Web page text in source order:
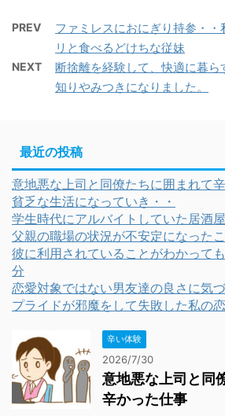
PREV
ファミレスにおにぎり持参・・
リと食べるどけちな従妹
NEXT
断捨離を経験して、快適に暮ら
知りやみつきになりました。
最近の投稿
意地悪な上司と同僚たちに囲まれて
貧乏な生活になっていき・・
学生時代にアルバイトしていた居酒
父親の職場の状況が不安定になった
彼に利用されていることがわかって
分
恋愛対象ではない男友達の良さに気
プライドが邪魔をして失敗した私の
辛い体験
2026/7/30
意地悪な上司と同
辛かった仕事